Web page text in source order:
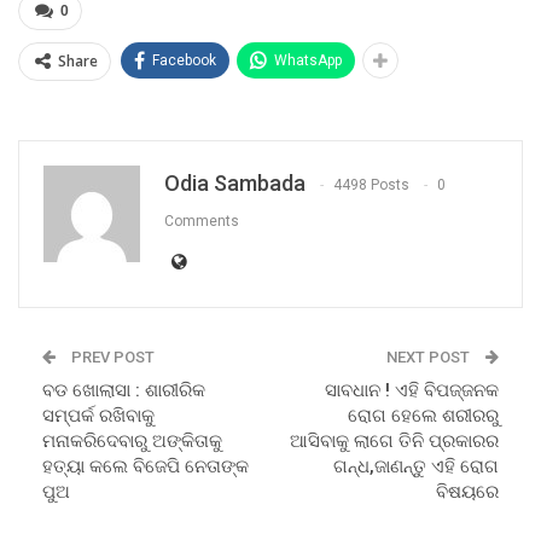
0
Share Facebook WhatsApp
Odia Sambada 4498 Posts 0
Comments
PREV POST
ବଡ ଖୋଲାସା : ଶାରୀରିକ
ସମ୍ପର୍କ ରଖିବାକୁ
ମନାକରିଦେବାରୁ ଅଙ୍କିତାକୁ
ହତ୍ୟା କଲେ ବିଜେପି ନେତାଙ୍କ
ପୁଅ
NEXT POST
ସାବଧାନ ! ଏହି ବିପଜ୍ଜନକ
ରୋଗ ହେଲେ ଶରୀରରୁ
ଆସିବାକୁ ଲାଗେ ତିନି ପ୍ରକାରର
ଗନ୍ଧ,ଜାଣନ୍ତୁ ଏହି ରୋଗ
ବିଷୟରେ